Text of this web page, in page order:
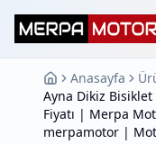
Anasayfa
Ayna Dikiz Bisiklet
Fiyatı | Merpa
merpamotor |